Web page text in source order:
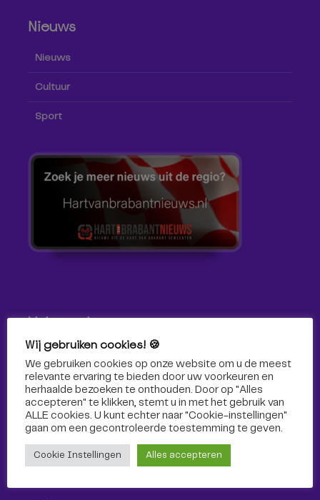
Nieuws
Nieuws
Cultuur
Sport
Volg ons!
Volg Omroep Tilburg niet alleen hier, maar ook via social
media!
Wij gebruiken cookies! 🍪
We gebruiken cookies op onze website om u de meest
relevante ervaring te bieden door uw voorkeuren en
herhaalde bezoeken te onthouden. Door op "Alles
accepteren" te klikken, stemt u in met het gebruik van
ALLE cookies. U kunt echter naar "Cookie-instellingen"
gaan om een ​​gecontroleerde toestemming te geven.
Cookie Instellingen Alles accepteren